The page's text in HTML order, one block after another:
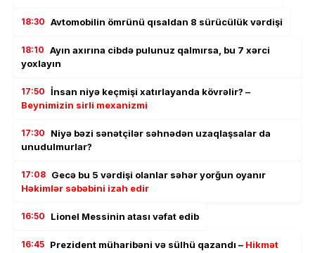
18:30 Avtomobilin ömrünü qısaldan 8 sürücülük vərdişi
18:10 Ayın axırına cibdə pulunuz qalmırsa, bu 7 xərci
yoxlayın
17:50 İnsan niyə keçmişi xatırlayanda kövrəlir? –
Beynimizin sirli mexanizmi
17:30
Niyə bəzi sənətçilər səhnədən uzaqlaşsalar da
unudulmurlar?
17:08 Gecə bu 5 vərdişi olanlar səhər yorğun oyanır
Həkimlər səbəbini izah edir
16:50 Lionel Messinin atası vəfat edib
16:45 Prezident müharibəni və sülhü qazandı – Hikmət